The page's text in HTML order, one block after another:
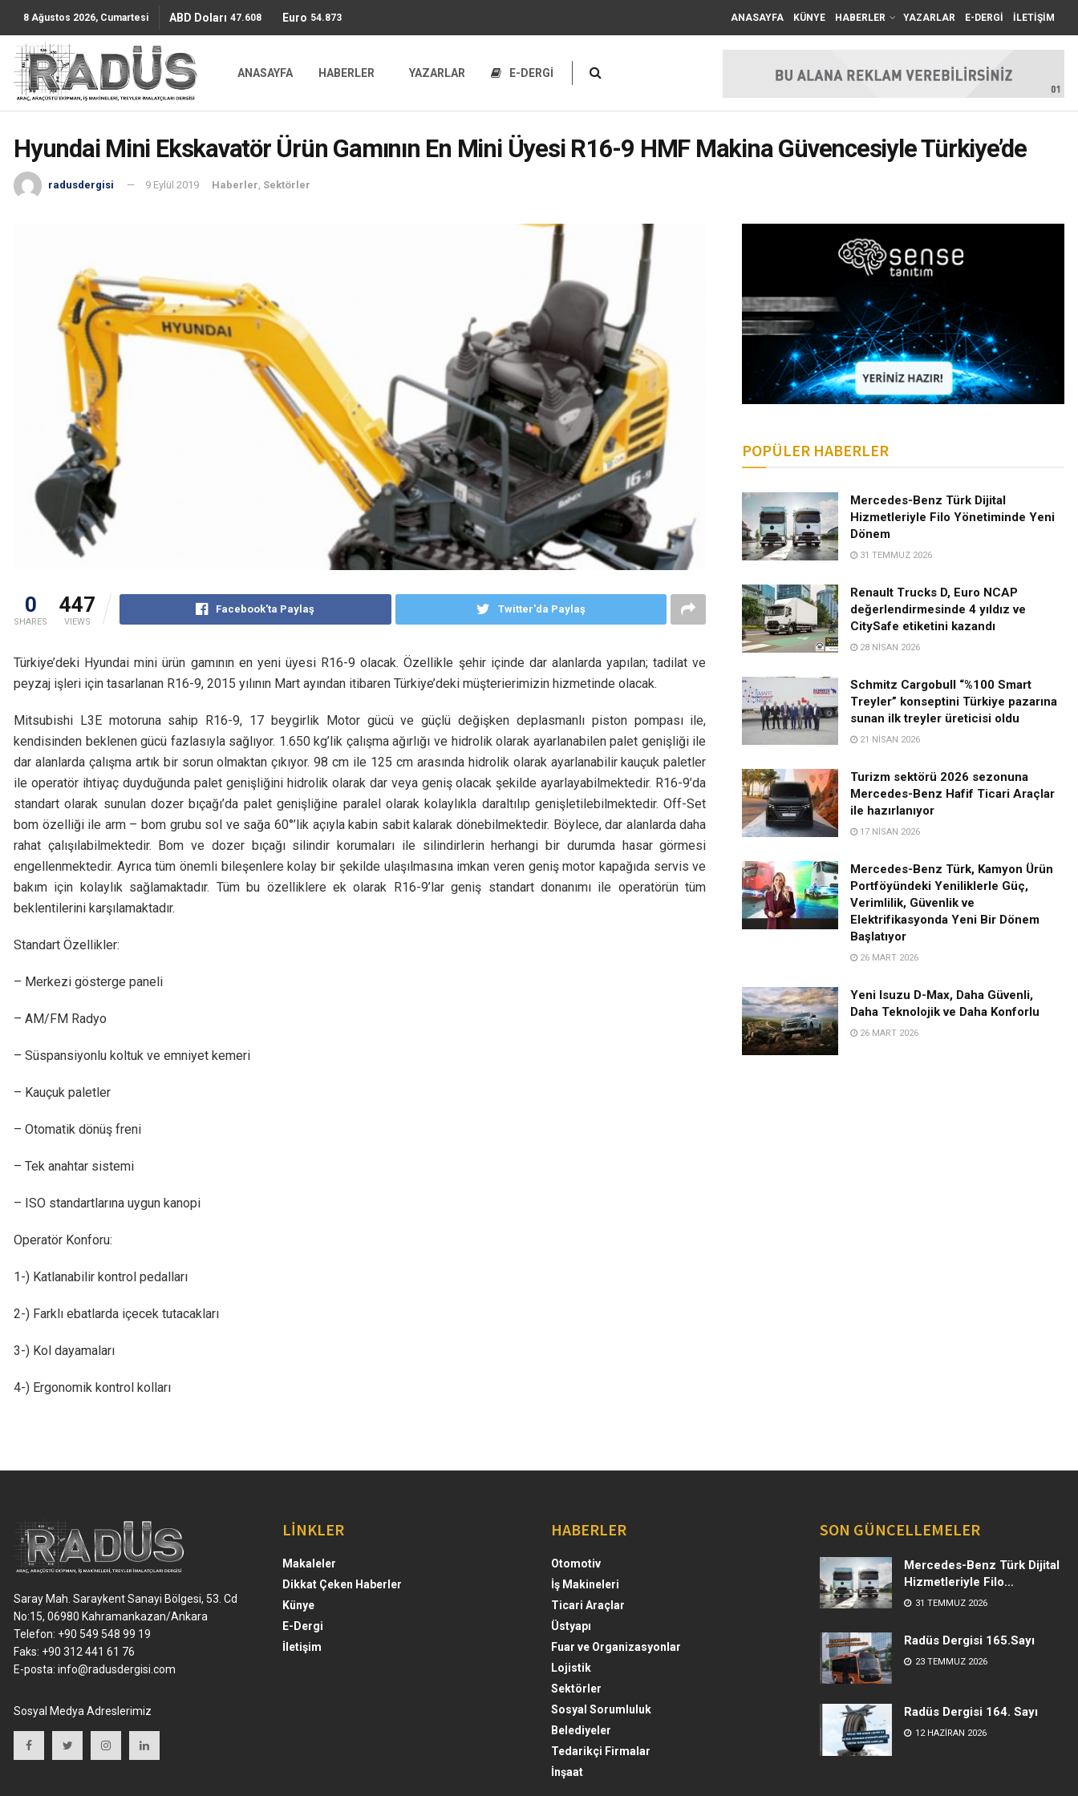
8 Ağustos 2026, Cumartesi ABD Doları 47.6085 Euro 54.8736 ANASAYFA KÜNYE HABERLER YAZARLAR E-DERGİ İLETİŞİM
ANASAYFA HABERLER YAZARLAR E-DERGİ
Hyundai Mini Ekskavatör Ürün Gamının En Mini Üyesi R16-9 HMF Makina Güvencesiyle Türkiye’de
radusdergisi 9 Eylül 2019 Haberler, Sektörler
0
SHARES
447
VIEWS
Facebook'ta Paylaş Twitter'da Paylaş
Türkiye’deki Hyundai mini ürün gamının en yeni üyesi R16-9 olacak. Özellikle şehir içinde dar alanlarda yapılan; tadilat ve
peyzaj işleri için tasarlanan R16-9, 2015 yılının Mart ayından itibaren Türkiye’deki müşterierimizin hizmetinde olacak.
Mitsubishi L3E motoruna sahip R16-9, 17 beygirlik Motor gücü ve güçlü değişken deplasmanlı piston pompası ile,
kendisinden beklenen gücü fazlasıyla sağlıyor. 1.650 kg’lik çalışma ağırlığı ve hidrolik olarak ayarlanabilen palet genişliği ile
dar alanlarda çalışma artık bir sorun olmaktan çıkıyor. 98 cm ile 125 cm arasında hidrolik olarak ayarlanabilir kauçuk paletler
ile operatör ihtiyaç duyduğunda palet genişliğini hidrolik olarak dar veya geniş olacak şekilde ayarlayabilmektedir. R16-9’da
standart olarak sunulan dozer bıçağı’da palet genişliğine paralel olarak kolaylıkla daraltılıp genişletilebilmektedir. Off-Set
bom özelliği ile arm – bom grubu sol ve sağa 60°’lik açıyla kabin sabit kalarak dönebilmektedir. Böylece, dar alanlarda daha
rahat çalışılabilmektedir. Bom ve dozer bıçağı silindir korumaları ile silindirlerin herhangi bir durumda hasar görmesi
engellenmektedir. Ayrıca tüm önemli bileşenlere kolay bir şekilde ulaşılmasına imkan veren geniş motor kapağıda servis ve
bakım için kolaylık sağlamaktadır. Tüm bu özelliklere ek olarak R16-9’lar geniş standart donanımı ile operatörün tüm
beklentilerini karşılamaktadır.
Standart Özellikler:
– Merkezi gösterge paneli
– AM/FM Radyo
– Süspansiyonlu koltuk ve emniyet kemeri
– Kauçuk paletler
– Otomatik dönüş freni
– Tek anahtar sistemi
– ISO standartlarına uygun kanopi
Operatör Konforu:
1-) Katlanabilir kontrol pedalları
2-) Farklı ebatlarda içecek tutacakları
3-) Kol dayamaları
4-) Ergonomik kontrol kolları
POPÜLER HABERLER
Mercedes-Benz Türk Dijital
Hizmetleriyle Filo Yönetiminde Yeni
Dönem
31 TEMMUZ 2026
Renault Trucks D, Euro NCAP
değerlendirmesinde 4 yıldız ve
CitySafe etiketini kazandı
28 NISAN 2026
Schmitz Cargobull “%100 Smart
Treyler” konseptini Türkiye pazarına
sunan ilk treyler üreticisi oldu
21 NISAN 2026
Turizm sektörü 2026 sezonuna
Mercedes-Benz Hafif Ticari Araçlar
ile hazırlanıyor
17 NISAN 2026
Mercedes-Benz Türk, Kamyon Ürün
Portföyündeki Yeniliklerle Güç,
Verimlilik, Güvenlik ve
Elektrifikasyonda Yeni Bir Dönem
Başlatıyor
26 MART 2026
Yeni Isuzu D-Max, Daha Güvenli,
Daha Teknolojik ve Daha Konforlu
26 MART 2026
Saray Mah. Saraykent Sanayi Bölgesi, 53. Cd
No:15, 06980 Kahramankazan/Ankara
Telefon: +90 549 548 99 19
Faks: +90 312 441 61 76
E-posta: info@radusdergisi.com
Sosyal Medya Adreslerimiz
LİNKLER
Makaleler
Dikkat Çeken Haberler
Künye
E-Dergi
İletişim
HABERLER
Otomotiv
İş Makineleri
Ticari Araçlar
Üstyapı
Fuar ve Organizasyonlar
Lojistik
Sektörler
Sosyal Sorumluluk
Belediyeler
Tedarikçi Firmalar
İnşaat
SON GÜNCELLEMELER
Mercedes-Benz Türk Dijital
Hizmetleriyle Filo
Yönetiminde Yeni Dönem
31 TEMMUZ 2026
Radüs Dergisi 165.Sayı
23 TEMMUZ 2026
Radüs Dergisi 164. Sayı
12 HAZIRAN 2026